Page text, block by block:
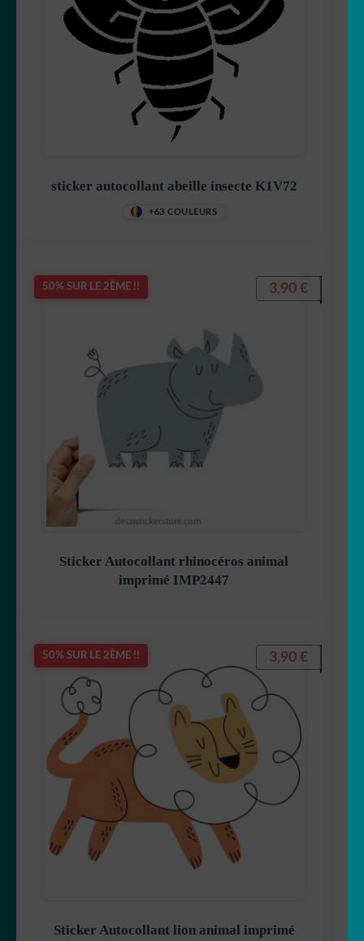
sticker autocollant abeille insecte K1V72
+63 COULEURS
50% SUR LE 2ÈME !!
Sticker Autocollant rhinocéros animal
imprimé IMP2447
3,90 €
50% SUR LE 2ÈME !!
Sticker Autocollant lion animal imprimé
3,90 €